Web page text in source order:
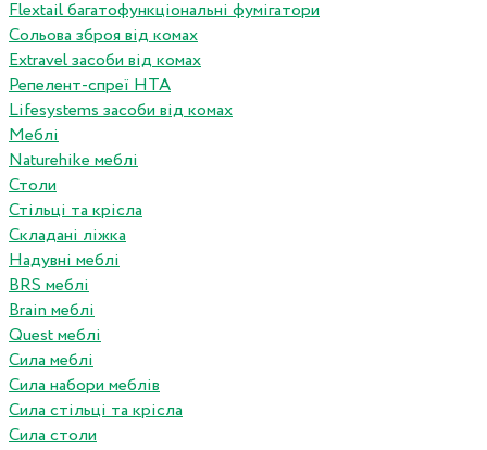
Flextail багатофункціональні фумігатори
Сольова зброя від комах
Extravel засоби від комах
Репелент-спреї HTA
Lifesystems засоби від комах
Меблі
Naturehike меблі
Столи
Стільці та крісла
Складані ліжка
Надувні меблі
BRS меблі
Brain меблі
Quest меблі
Сила меблі
Сила набори меблів
Сила стільці та крісла
Сила столи